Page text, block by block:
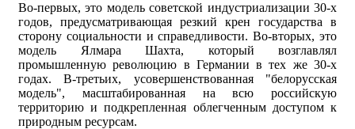
Во-первых, это модель советской индустриализации 30-х
годов, предусматривающая резкий крен государства в
сторону социальности и справедливости. Во-вторых, это
модель Ялмара Шахта, который возглавлял
промышленную революцию в Германии в тех же 30-х
годах. В-третьих, усовершенствованная "белорусская
модель", масштабированная на всю российскую
территорию и подкрепленная облегченным доступом к
природным ресурсам.